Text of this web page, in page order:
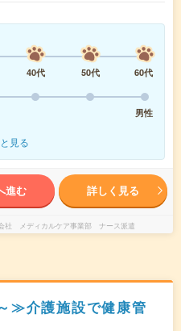
40代 50代
60代
男性
見る
進む 詳しく見る
社 メディカルケア事業部 ナース派遣
≫介護施設で健康管